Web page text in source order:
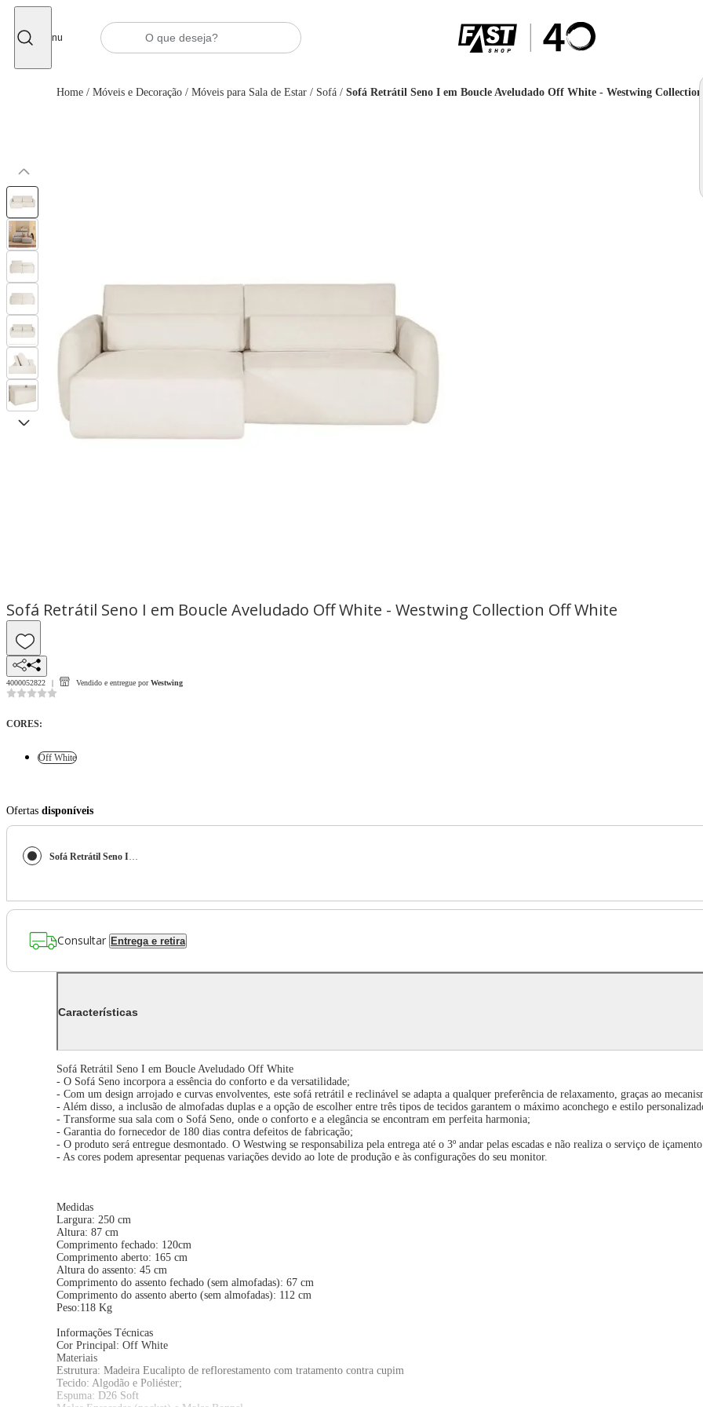
Menu
Home / Móveis e Decoração / Móveis para Sala de Estar / Sofá / Sofá Retrátil Seno I em Boucle Aveludado Off White - Westwing Collection
Sofá Retrátil Seno I em Boucle Aveludado Off White - Westwing Collection Off White
4000052822 Vendido e entregue por Westwing
CORES:
Off White
Ofertas disponíveis
Sofá Retrátil Seno I em Boucle Aveludado Off White - Westwing Collection
Consultar Entrega e retira
Características
Sofá Retrátil Seno I em Boucle Aveludado Off White
- O Sofá Seno incorpora a essência do conforto e da versatilidade;
- Com um design arrojado e curvas envolventes, este sofá retrátil e reclinável se adapta a qualquer preferência de relaxamento, graças ao
- Além disso, a inclusão de almofadas duplas e a opção de escolher entre três tipos de tecidos garantem o máximo aconchego e estilo
- Transforme sua sala com o Sofá Seno, onde o conforto e a elegância se encontram em perfeita harmonia;
- Garantia do fornecedor de 180 dias contra defeitos de fabricação;
- O produto será entregue desmontado. O Westwing se responsabiliza pela entrega até o 3º andar pelas escadas e não realiza o serviço de
- As cores podem apresentar pequenas variações devido ao lote de produção e às configurações do seu monitor.
Medidas
Largura: 250 cm
Altura: 87 cm
Comprimento fechado: 120cm
Comprimento aberto: 165 cm
Altura do assento: 45 cm
Comprimento do assento fechado (sem almofadas): 67 cm
Comprimento do assento aberto (sem almofadas): 112 cm
Peso:118 Kg
Informações Técnicas
Cor Principal: Off White
Materiais
Estrutura: Madeira Eucalipto de reflorestamento com tratamento contra cupim
Tecido: Algodão e Poliéster;
Espuma: D26 Soft